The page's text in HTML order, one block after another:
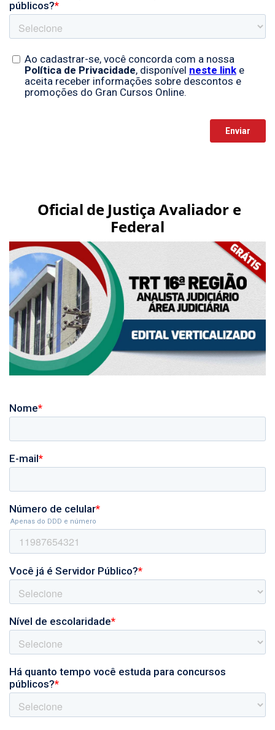
Oficial de Justiça Avaliador e
Federal